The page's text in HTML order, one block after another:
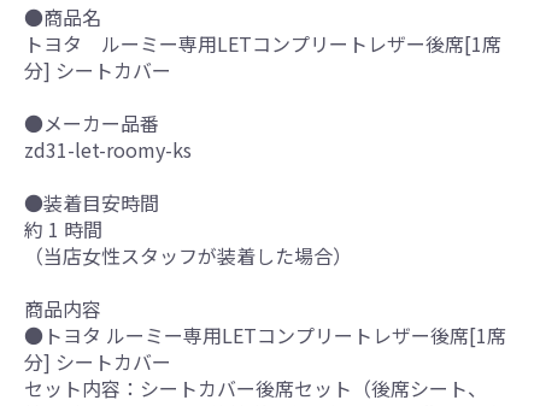
●商品名
トヨタ ルーミー専用LETコンプリートレザー後席[1席
分] シートカバー
●メーカー品番
zd31-let-roomy-ks
●装着目安時間
約 1 時間
（当店女性スタッフが装着した場合）
商品内容
●トヨタ ルーミー専用LETコンプリートレザー後席[1席
分] シートカバー
セット内容：シートカバー後席セット（後席シート、